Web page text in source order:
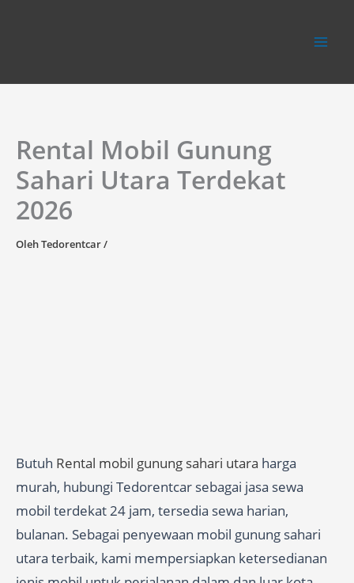
Rental Mobil Gunung
Sahari Utara Terdekat
2026
OlehTedorentcar/
Butuh Rental mobil gunung sahari utara harga
murah, hubungi Tedorentcar sebagai jasa sewa
mobil terdekat 24 jam, tersedia sewa harian,
bulanan. Sebagai penyewaan mobil gunung sahari
utara terbaik, kami mempersiapkan ketersedianan